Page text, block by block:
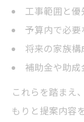
工事範囲と
予算内で必要
将来の家族
補助金や助
これらを踏まえ
もりと提案内容